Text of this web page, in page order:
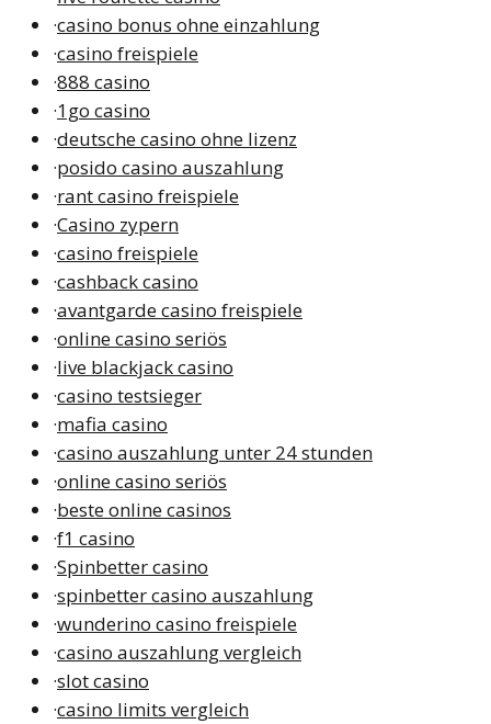
·casino bonus ohne einzahlung
·casino freispiele
·888 casino
·1go casino
·deutsche casino ohne lizenz
·posido casino auszahlung
·rant casino freispiele
·Casino zypern
·casino freispiele
·cashback casino
·avantgarde casino freispiele
·online casino seriös
·live blackjack casino
·casino testsieger
·mafia casino
·casino auszahlung unter 24 stunden
·online casino seriös
·beste online casinos
·f1 casino
·Spinbetter casino
·spinbetter casino auszahlung
·wunderino casino freispiele
·casino auszahlung vergleich
·slot casino
·casino limits vergleich